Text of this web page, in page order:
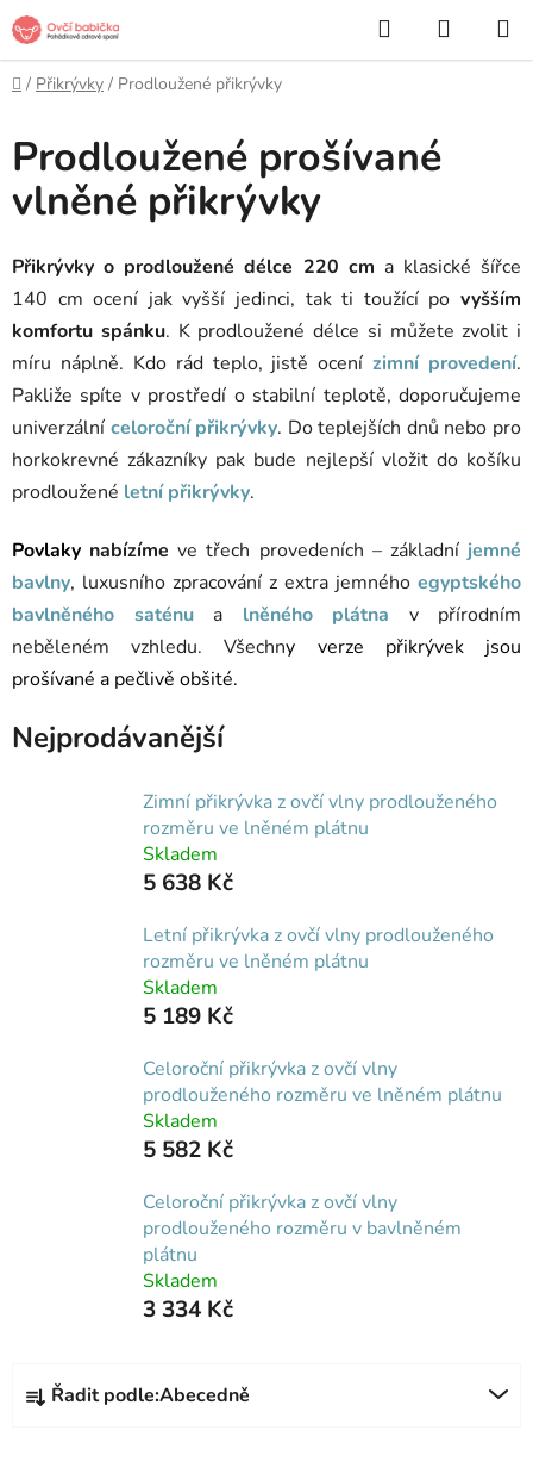
Přejít
na
obsah
Hledat
KOŠÍK
Domů
/ Přikrývky / Prodloužené přikrývky
Prodloužené prošívané
vlněné přikrývky
Přikrývky o prodloužené délce 220 cm a klasické šířce
140 cm ocení jak vyšší jedinci, tak ti toužící po vyšším
komfortu spánku. K prodloužené délce si můžete zvolit i
míru náplně. Kdo rád teplo, jistě ocenízimní provedení.
Pakliže spíte v prostředí o stabilní teplotě, doporučujeme
univerzální celoroční přikrývky. Do teplejších dnů nebo pro
horkokrevné zákazníky pak bude nejlepší vložit do košíku
prodloužené letní přikrývky.
Povlaky nabízíme ve třech provedeních – základní jemné
bavlny, luxusního zpracování z extra jemného egyptského
bavlněného saténua lněného plátna v přírodním
neběleném vzhledu. Všechny verze přikrývek jsou
prošívané a pečlivě obšité.
Nejprodávanější
Zimní přikrývka z ovčí vlny prodlouženého
rozměru ve lněném plátnu
Skladem
5 638 Kč
Letní přikrývka z ovčí vlny prodlouženého
rozměru ve lněném plátnu
Skladem
5 189 Kč
Celoroční přikrývka z ovčí vlny
prodlouženého rozměru ve lněném plátnu
Skladem
5 582 Kč
Celoroční přikrývka z ovčí vlny
prodlouženého rozměru v bavlněném
plátnu
Skladem
3 334 Kč
Řadit podle:Abecedně